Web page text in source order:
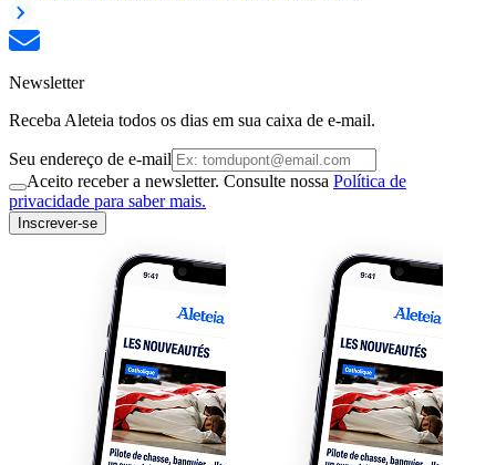
Newsletter
Receba Aleteia todos os dias em sua caixa de e-mail.
Seu endereço de e-mail
Aceito receber a newsletter. Consulte nossa Política de
privacidade para saber mais.
Inscrever-se